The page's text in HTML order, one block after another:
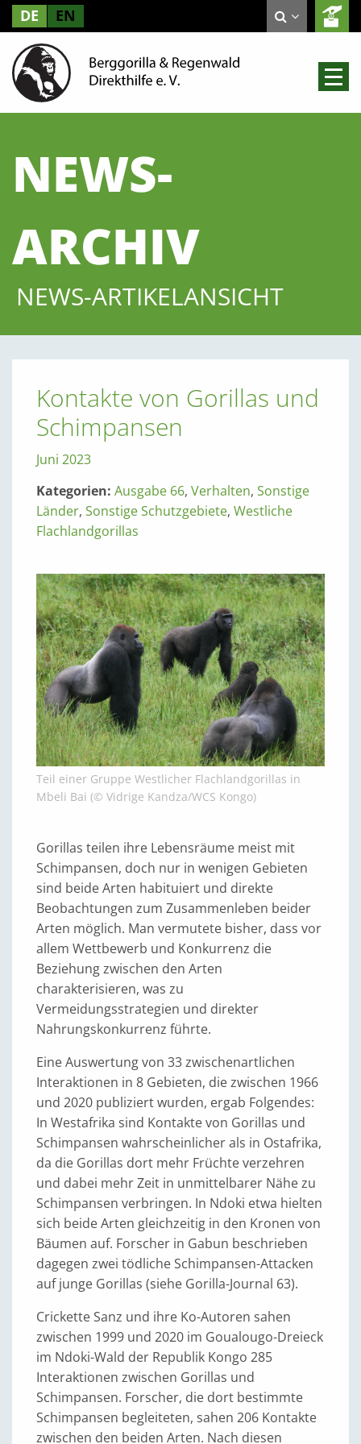
DE EN
NEWS-
ARCHIV
NEWS-ARTIKELANSICHT
Kontakte von Gorillas und
Schimpansen
Juni 2023
Kategorien: Ausgabe 66, Verhalten, Sonstige
Länder, Sonstige Schutzgebiete, Westliche
Flachlandgorillas
Teil einer Gruppe Westlicher Flachlandgorillas in
Mbeli Bai (© Vidrige Kandza/WCS Kongo)
Gorillas teilen ihre Lebensräume meist mit
Schimpansen, doch nur in wenigen Gebieten
sind beide Arten habituiert und direkte
Beobachtungen zum Zusammenleben beider
Arten möglich. Man vermutete bisher, dass vor
allem Wettbewerb und Konkurrenz die
Beziehung zwischen den Arten
charakterisieren, was zu
Vermeidungsstrategien und direkter
Nahrungskonkurrenz führte.
Eine Auswertung von 33 zwischenartlichen
Interaktionen in 8 Gebieten, die zwischen 1966
und 2020 publiziert wurden, ergab Folgendes:
In Westafrika sind Kontakte von Gorillas und
Schimpansen wahrscheinlicher als in Ostafrika,
da die Gorillas dort mehr Früchte verzehren
und dabei mehr Zeit in unmittelbarer Nähe zu
Schimpansen verbringen. In Ndoki etwa hielten
sich beide Arten gleichzeitig in den Kronen von
Bäumen auf. Forscher in Gabun beschrieben
dagegen zwei tödliche Schimpansen-Attacken
auf junge Gorillas (siehe Gorilla-Journal 63).
Crickette Sanz und ihre Ko-Autoren sahen
zwischen 1999 und 2020 im Goualougo-Dreieck
im Ndoki-Wald der Republik Kongo 285
Interaktionen zwischen Gorillas und
Schimpansen. Forscher, die dort bestimmte
Schimpansen begleiteten, sahen 206 Kontakte
zwischen den beiden Arten. Nach diesen